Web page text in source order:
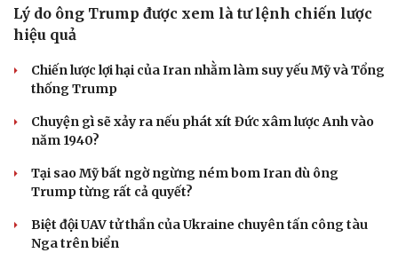
Lý do ông Trump được xem là tư lệnh chiến lược
hiệu quả
Chiến lược lợi hại của Iran nhằm làm suy yếu Mỹ và Tổng
thống Trump
Chuyện gì sẽ xảy ra nếu phát xít Đức xâm lược Anh vào
năm 1940?
Tại sao Mỹ bất ngờ ngừng ném bom Iran dù ông
Trump từng rất cả quyết?
Biệt đội UAV tử thần của Ukraine chuyên tấn công tàu
Nga trên biển